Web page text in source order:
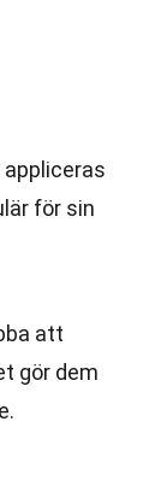
appliceras
för sin
att
gör dem